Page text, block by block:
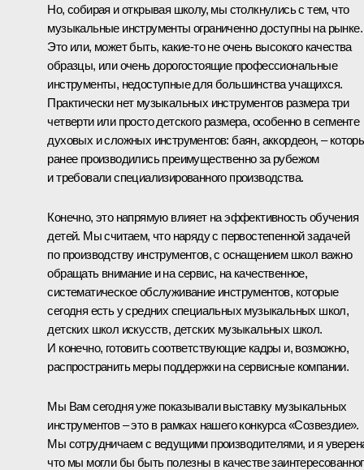
Но, собирая и открывая школу, мы столкнулись с тем, что
музыкальные инструменты ограниченно доступны на рынке.
Это или, может быть, какие-то не очень высокого качества
образцы, или очень дорогостоящие профессиональные
инструменты, недоступные для большинства учащихся.
Практически нет музыкальных инструментов размера три
четверти или просто детского размера, особенно в сегменте
духовых и сложных инструментов: баян, аккордеон, –
ранее производились преимущественно за рубежом
и требовали специализированного производства.
Конечно, это напрямую влияет на эффективность обучения
детей. Мы считаем, что наряду с первостепенной задачей
по производству инструментов, с оснащением школ важно
обращать внимание и на сервис, на качественное,
систематическое обслуживание инструментов, которые
сегодня есть у средних специальных музыкальных школ,
детских школ искусств, детских музыкальных школ.
И конечно, готовить соответствующие кадры и, возможно,
распространить меры поддержки на сервисные компании.
Мы Вам сегодня уже показывали выставку музыкальных
инструментов – это в рамках нашего конкурса «Созвездие».
Мы сотрудничаем с ведущими производителями, и я
что мы могли бы быть полезны в качестве